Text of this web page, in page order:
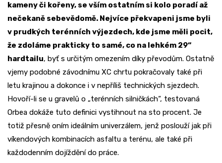
kameny či kořeny, se vším ostatním si kolo poradí až
nečekaně sebevědomě. Nejvíce překvapeni jsme byli
v prudkých terénních výjezdech, kde jsme měli pocit,
že zdoláme prakticky to samé, co na lehkém 29“
hardtailu, byť s určitým omezením díky převodům. Ostatně
vjemy podobné závodnímu XC chrtu pokračovaly také při
letu krajinou a dokonce i v nepříliš technických sjezdech.
Hovoří-li se u gravelů o „terénních silničkách“, testovaná
Orbea dokáže tuto definici vystihnout na sto procent. Je
totiž přesně oním ideálním univerzálem, jenž poslouží jak při
víkendových kombinacích asfaltu a terénu, ale také při
každodenním dojíždění do práce.